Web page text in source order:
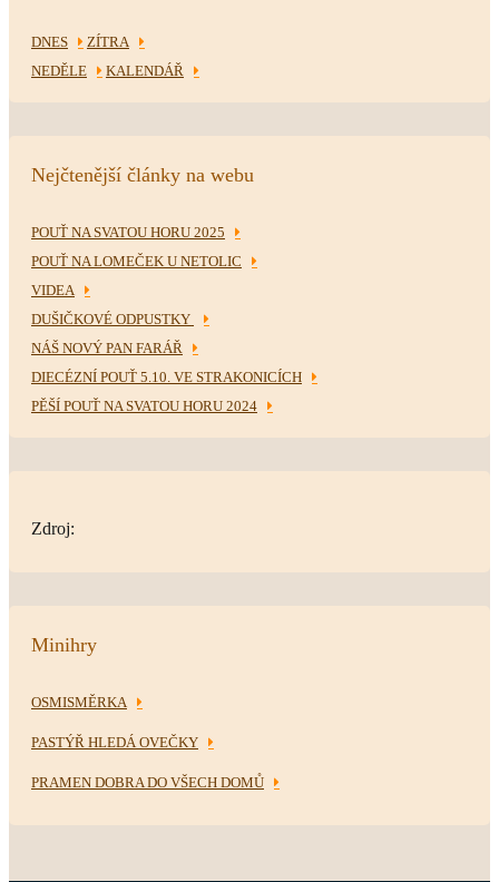
DNES
ZÍTRA
NEDĚLE
KALENDÁŘ
Nejčtenější články na webu
POUŤ NA SVATOU HORU 2025
POUŤ NA LOMEČEK U NETOLIC
VIDEA
DUŠIČKOVÉ ODPUSTKY
NÁŠ NOVÝ PAN FARÁŘ
DIECÉZNÍ POUŤ 5.10. VE STRAKONICÍCH
PĚŠÍ POUŤ NA SVATOU HORU 2024
Zdroj:
Minihry
OSMISMĚRKA
PASTÝŘ HLEDÁ OVEČKY
PRAMEN DOBRA DO VŠECH DOMŮ